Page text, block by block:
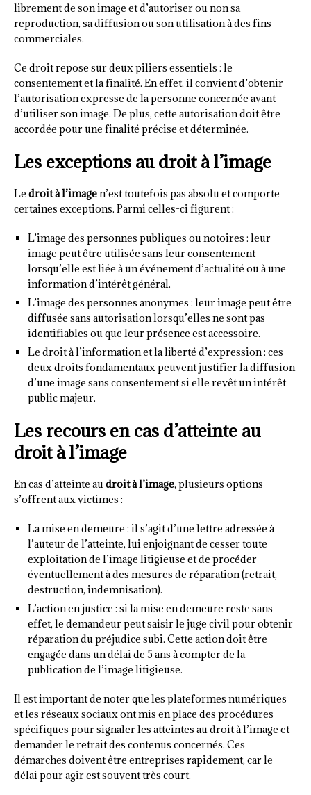
librement de son image et d’autoriser ou non sa
reproduction, sa diffusion ou son utilisation à des fins
commerciales.
Ce droit repose sur deux piliers essentiels : le
consentement et la finalité. En effet, il convient d’obtenir
l’autorisation expresse de la personne concernée avant
d’utiliser son image. De plus, cette autorisation doit être
accordée pour une finalité précise et déterminée.
Les exceptions au droit à l’image
Le droit à l’imagen’est toutefois pas absolu et comporte
certaines exceptions. Parmi celles-ci figurent :
L’image des personnes publiques ou notoires : leur
image peut être utilisée sans leur consentement
lorsqu’elle est liée à un événement d’actualité ou à une
information d’intérêt général.
L’image des personnes anonymes : leur image peut être
diffusée sans autorisation lorsqu’elles ne sont pas
identifiables ou que leur présence est accessoire.
Le droit à l’information et la liberté d’expression : ces
deux droits fondamentaux peuvent justifier la diffusion
d’une image sans consentement si elle revêt un intérêt
public majeur.
Les recours en cas d’atteinte au
droit à l’image
En cas d’atteinte audroit à l’image, plusieurs options
s’offrent aux victimes :
La mise en demeure : il s’agit d’une lettre adressée à
l’auteur de l’atteinte, lui enjoignant de cesser toute
exploitation de l’image litigieuse et de procéder
éventuellement à des mesures de réparation (retrait,
destruction, indemnisation).
L’action en justice : si la mise en demeure reste sans
effet, le demandeur peut saisir le juge civil pour obtenir
réparation du préjudice subi. Cette action doit être
engagée dans un délai de 5 ans à compter de la
publication de l’image litigieuse.
Il est important de noter que les plateformes numériques
et les réseaux sociaux ont mis en place des procédures
spécifiques pour signaler les atteintes au droit à l’image et
demander le retrait des contenus concernés. Ces
démarches doivent être entreprises rapidement, car le
délai pour agir est souvent très court.